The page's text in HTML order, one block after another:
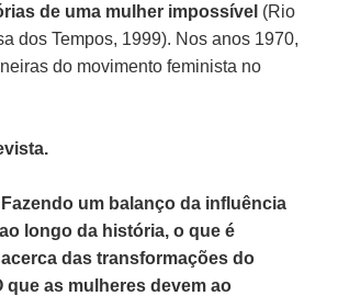
de uma mulher impossível (Rio
dos Tempos, 1999). Nos anos 1970,
do movimento feminista no
Fazendo um balanço da influência
longo da história, o que é
das transformações do
que as mulheres devem ao